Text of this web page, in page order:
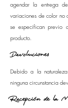
agendar la entrega
variaciones de color no
se especifican previo
producto.
Devoluciones
Debido a la
ninguna circunstancia
Recepción de la